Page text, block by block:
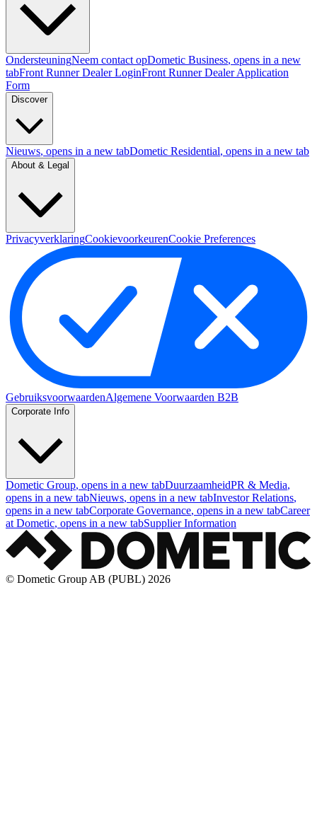
OndersteuningNeem contact opDometic Business, opens in a new
tabFront Runner Dealer LoginFront Runner Dealer Application
Form
Discover
Nieuws, opens in a new tabDometic Residential, opens in a new tab
About & Legal
PrivacyverklaringCookievoorkeurenCookie Preferences
GebruiksvoorwaardenAlgemene Voorwaarden B2B
Corporate Info
Dometic Group, opens in a new tabDuurzaamheidPR & Media,
opens in a new tabNieuws, opens in a new tabInvestor Relations,
opens in a new tabCorporate Governance, opens in a new tabCareer
at Dometic, opens in a new tabSupplier Information
© Dometic Group AB (PUBL) 2026